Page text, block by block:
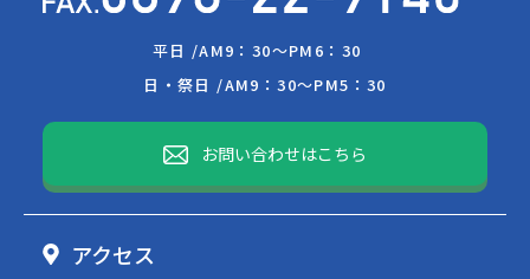
平日 /AM9：30～PM6：30
日・祭日 /AM9：30～PM5：30
お問い合わせはこちら
アクセス